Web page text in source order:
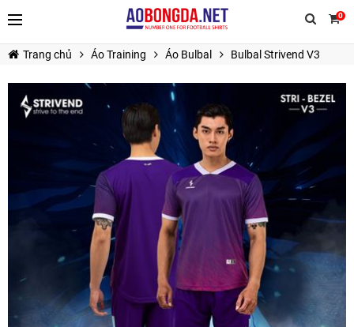
0
TIẾP TỤC MUA HÀNG
Trang chủ Áo Training Áo Bulbal Bulbal Strivend V3